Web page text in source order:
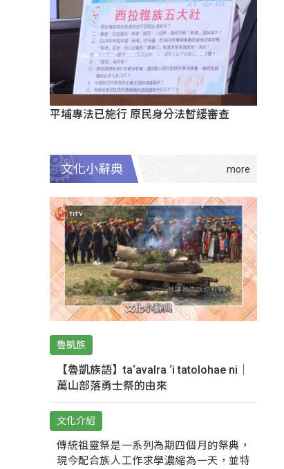
平埔專法已施行 原民身分法暫緩審查
文化小辭典
魯凱族
【魯凱族語】ta‘avalra ‘i tatolohae ni｜
萬山部落勇士祭的由來
文化介紹
傳統祖靈祭是一系列為期四個月的祭典，
現今配合族人工作求學濃縮為一天，並特